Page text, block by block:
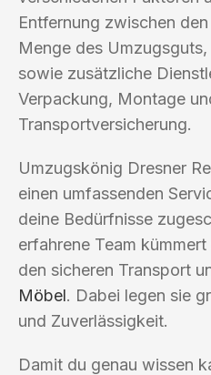
Entfernung zwischen
Menge des
sowie zusätzliche
Verpackung, Montage
Transportversicherung.
Umzugskönig Dresner
einen umfassenden
deine Bedürfnisse
erfahrene Team
den sicheren Transport
Möbel. Dabei legen sie
und Zuverlässigkeit.
Damit du genau wissen